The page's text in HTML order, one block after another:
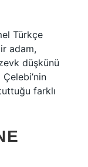
Türkçe
adam,
düşkünü
farklı